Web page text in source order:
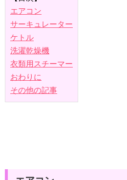
エアコン
サーキュレーター
ケトル
洗濯乾燥機
衣類用スチーマー
おわりに
その他の記事